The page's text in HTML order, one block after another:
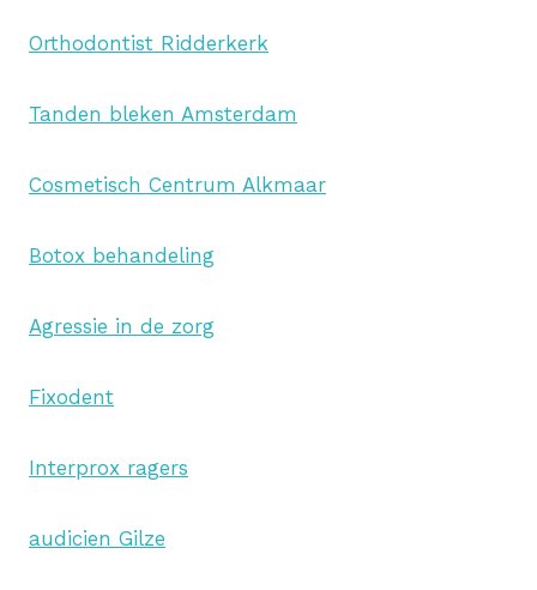
Orthodontist Ridderkerk
Tanden bleken Amsterdam
Cosmetisch Centrum Alkmaar
Botox behandeling
Agressie in de zorg
Fixodent
Interprox ragers
audicien Gilze